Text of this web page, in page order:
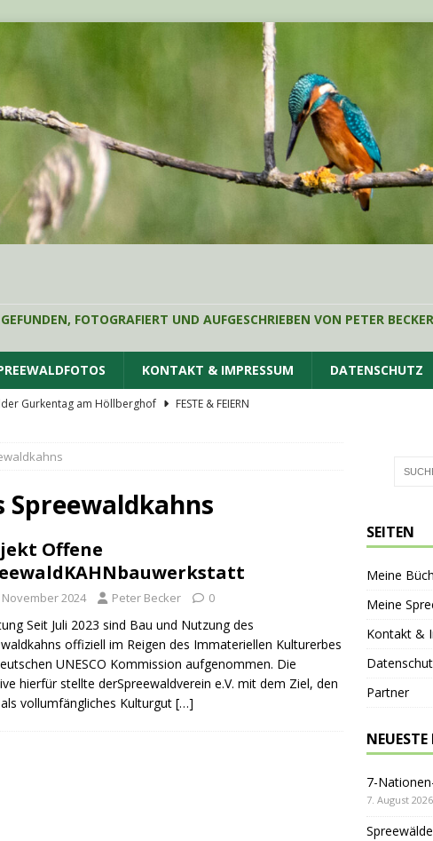
FOTOGRAFIERT UND AUFGESCHRIEBEN VON PETER BECKER
KONTAKT & IMPRESSUM DATENSCHUTZ
Gurkentag am Höllberghof
FESTE & FEIERN
Sagenkahnfahrt Unterhaltung und Wissen auf angenehme Weise
GESCHICHTE
blickt zurück und nach vorn
Gaststätte Dubkowmühle
Spreewaldkahns
Offene
November 2024 Peter Becker 0
Seit Juli 2023 sind Bau und Nutzung des
offiziell im Reigen des Immateriellen Kulturerbes
UNESCO Kommission aufgenommen. Die
hierfür stellte derSpreewaldverein e.V. mit dem Ziel, den
vollumfängliches Kulturgut […]
SEITEN
Meine
Meine
Kontakt &
Partner
7-
7. August 2026